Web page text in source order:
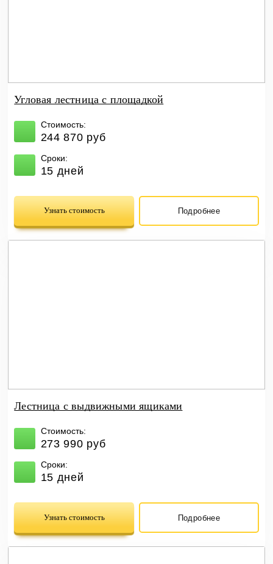
Угловая лестница с площадкой
Стоимость:
244 870 руб
Сроки:
15 дней
Узнать стоимость Подробнее
Лестница с выдвижными ящиками
Стоимость:
273 990 руб
Сроки:
15 дней
Узнать стоимость Подробнее